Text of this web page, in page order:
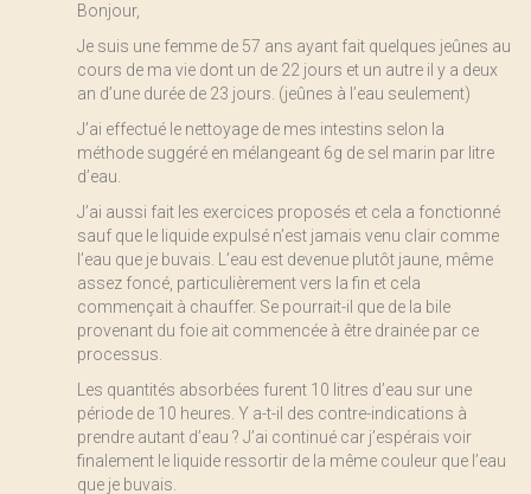
Bonjour,
Je suis une femme de 57 ans ayant fait quelques jeûnes au
cours de ma vie dont un de 22 jours et un autre il y a deux
an d’une durée de 23 jours. (jeûnes à l’eau seulement)
J’ai effectué le nettoyage de mes intestins selon la
méthode suggéré en mélangeant 6g de sel marin par litre
d’eau.
J’ai aussi fait les exercices proposés et cela a fonctionné
sauf que le liquide expulsé n’est jamais venu clair comme
l’eau que je buvais. L’eau est devenue plutôt jaune, même
assez foncé, particulièrement vers la fin et cela
commençait à chauffer. Se pourrait-il que de la bile
provenant du foie ait commencée à être drainée par ce
processus.
Les quantités absorbées furent 10 litres d’eau sur une
période de 10 heures. Y a-t-il des contre-indications à
prendre autant d’eau ? J’ai continué car j’espérais voir
finalement le liquide ressortir de la même couleur que l’eau
que je buvais.